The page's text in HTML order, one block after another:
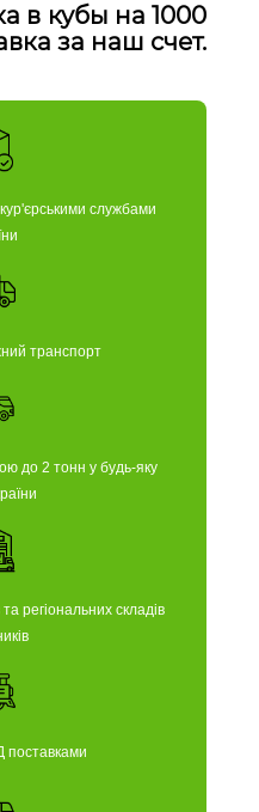
в кубы на 1000
за наш счет.
службами
транспорт
до 2 тонн у будь-яку
регіональних складів